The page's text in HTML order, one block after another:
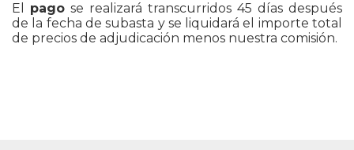
El pago se realizará transcurridos 45 días después
de la fecha de subasta y se liquidará el importe total
de precios de adjudicación menos nuestra comisión.